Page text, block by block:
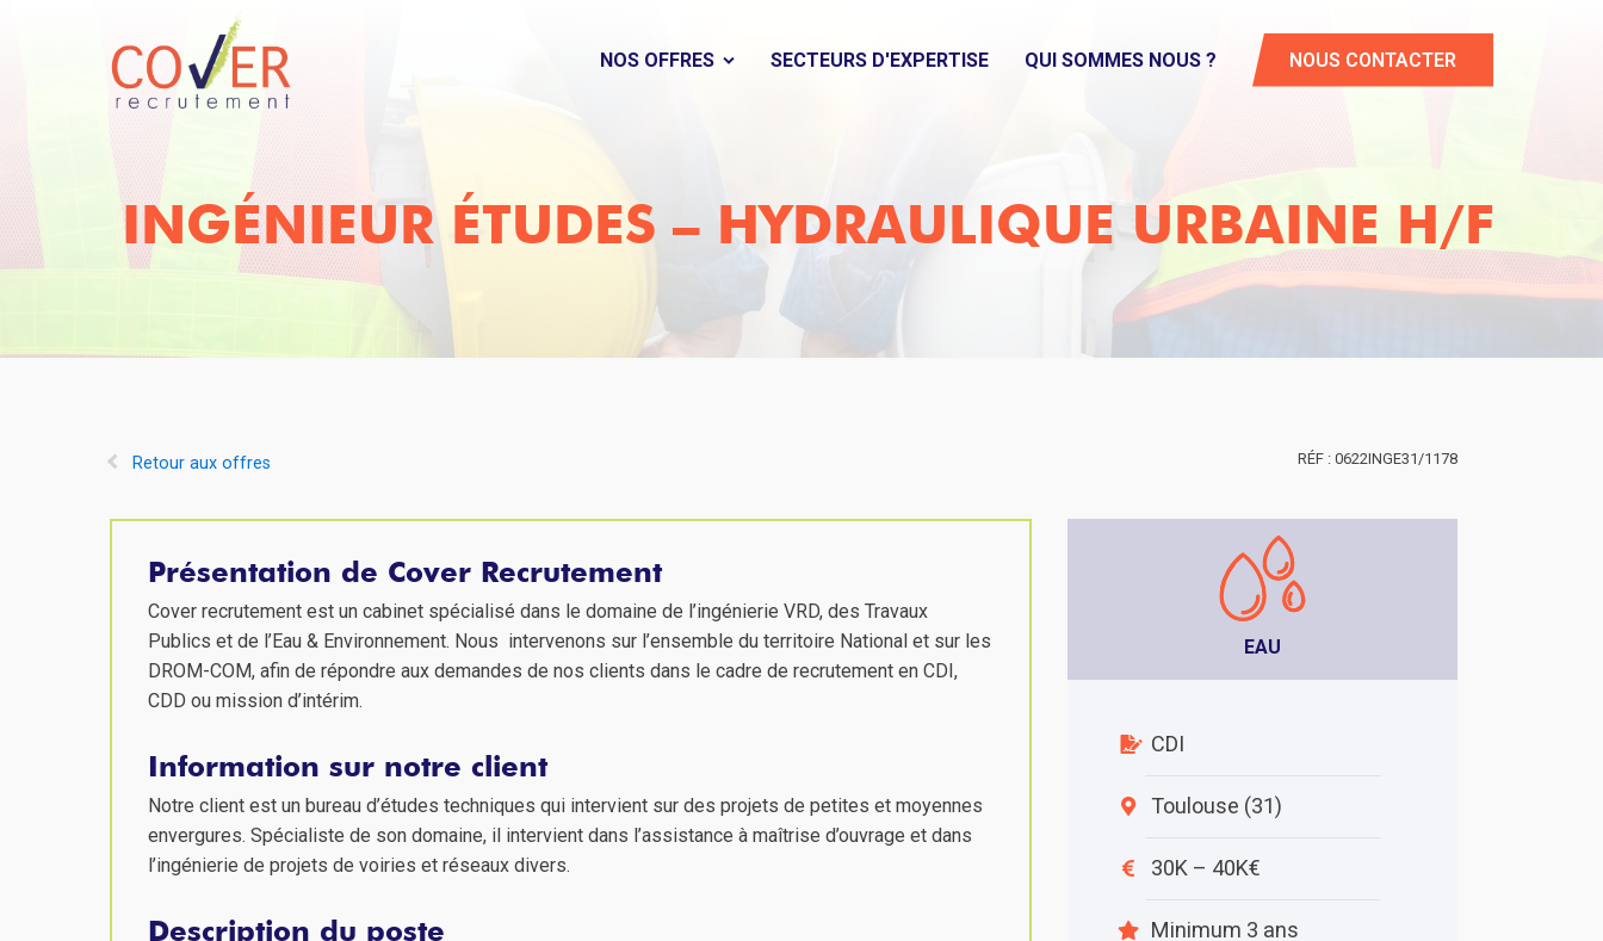
NOS OFFRES SECTEURS D'EXPERTISE QUI SOMMES NOUS ? NOUS CONTACTER
INGÉNIEUR ÉTUDES – HYDRAULIQUE URBAINE H/F
Retour aux offres 0622INGE31/1178
Présentation de Cover Recrutement
Cover recrutement est un cabinet spécialisé dans le domaine de l’ingénierie VRD, des Travaux
Publics et de l’Eau & Environnement. Nous intervenons sur l’ensemble du territoire National et sur les
DROM-COM, afin de répondre aux demandes de nos clients dans le cadre de recrutement en CDI,
CDD ou mission d’intérim.
Information sur notre client
Notre client est un bureau d’études techniques qui intervient sur des projets de petites et moyennes
envergures. Spécialiste de son domaine, il intervient dans l’assistance à maîtrise d’ouvrage et dans
l’ingénierie de projets de voiries et réseaux divers.
Description du poste
EAU
CDI
Toulouse (31)
30K – 40K€
Minimum 3 ans